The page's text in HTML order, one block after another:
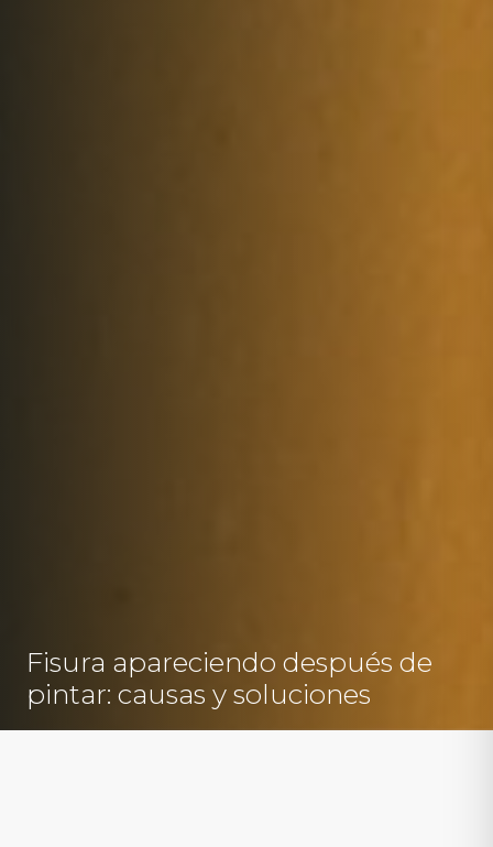
Fisura apareciendo después de
pintar: causas y soluciones